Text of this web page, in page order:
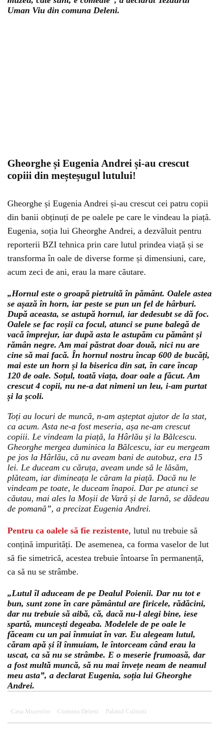
Uman Viu din comuna Deleni.
Gheorghe și Eugenia Andrei și-au crescut
copiii din meșteșugul lutului!
Gheorghe și Eugenia Andrei și-au crescut cei patru copii
din banii obținuți de pe oalele pe care le vindeau la piață.
Eugenia, soția lui Gheorghe Andrei, a dezvăluit pentru
reporterii BZI tehnica prin care lutul prindea viață și se
transforma în oale de diverse forme și dimensiuni, care,
acum zeci de ani, erau la mare căutare.
„Hornul este o groapă pietruită în pământ. Oalele astea
se așază în horn, iar peste se pun un fel de hârburi.
După aceasta, se astupă hornul, iar dedesubt se dă foc.
Oalele se fac roșii ca focul, atunci se pune balegă de
vacă împrejur, iar după asta le astupăm cu pământ și
rămân negre. Am mai păstrat doar două, nici nu are
cine să mai facă. În hornul nostru încap 600 de bucăți,
mai este un horn și la biserica din sat, în care încap
120 de oale. Soțul, toată viața, doar oale a făcut. Am
crescut 4 copii, nu ne-a dat nimeni un leu, i-am purtat
și la școli.
Toți au locuri de muncă, n-am așteptat ajutor de la stat,
ca acum. Asta ne-a fost meseria, așa ne-am crescut
copiii. Le vindeam la piață, la Hârlău și la Bălcescu.
Gheorghe mergea duminica la Bălcescu, iar eu mergeam
pe jos la Hârlău, că nu aveam bani de autobuz, era 15
lei. Le duceam cu căruța, aveam unde să le lăsăm,
plăteam, iar dimineața le căram la piață. Dacă nu le
vindeam pe toate, le duceam înapoi. Dar pe atunci se
căutau, mai ales la Moșii de Vară și de Iarnă, se dădeau
de pomană”, a precizat Eugenia Andrei.
Pentru ca oalele să fie rezistente, lutul nu trebuie să
conțină impurități. De asemenea, ca forma vaselor de lut
să fie simetrică, acestea trebuie întoarse în permanență,
ca să nu se strâmbe.
„Lutul îl aduceam de pe Dealul Poienii. Dar nu tot e
bun, sunt zone în care pământul are firicele, rădăcini,
dar nu trebuie să aibă, că, dacă nu-l alegi bine, iese
spartă, muncești degeaba. Modelele de pe oale le
făceam cu un pai înmuiat în var. Eu alegeam lutul,
căram apă și îl înmuiam, le întorceam când erau la
uscat, ca să nu se strâmbe. E o meserie frumoasă, dar
a fost multă muncă, să nu mai învețe neam de neamul
meu asta”, a declarat Eugenia, soția lui Gheorghe
Andrei.
Casa Muzeelor Comuna Deleni Palatul Culturii